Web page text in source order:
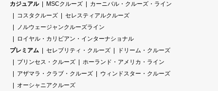
カジュアル MSCクルーズ
カーニバル・クルーズ・ライン
コスタクルーズ
セレスティアルクルーズ
ノルウェージャンクルーズライン
ロイヤル・カリビアン・インターナショナル
プレミアム
セレブリティ・クルーズ
ドリーム・クルーズ
プリンセス・クルーズ
ホーランド・アメリカ・ライン
アザマラ・クラブ・クルーズ
ウィンドスター・クルーズ
オーシャニアクルーズ